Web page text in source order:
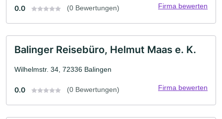
0.0 (0 Bewertungen) Firma bewerten
Balinger Reisebüro, Helmut Maas e. K.
Wilhelmstr. 34, 72336 Balingen
0.0 (0 Bewertungen) Firma bewerten